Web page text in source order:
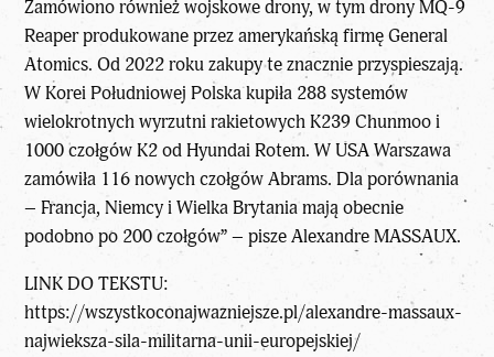
Zamówiono również wojskowe drony, w tym drony MQ-9
Reaper produkowane przez amerykańską firmę General
Atomics. Od 2022 roku zakupy te znacznie przyspieszają.
W Korei Południowej Polska kupiła 288 systemów
wielokrotnych wyrzutni rakietowych K239 Chunmoo i
1000 czołgów K2 od Hyundai Rotem. W USA Warszawa
zamówiła 116 nowych czołgów Abrams. Dla porównania
– Francja, Niemcy i Wielka Brytania mają obecnie
podobno po 200 czołgów” – pisze Alexandre MASSAUX.
LINK DO TEKSTU:
https://wszystkoconajwazniejsze.pl/alexandre-massaux-
najwieksza-sila-militarna-unii-europejskiej/